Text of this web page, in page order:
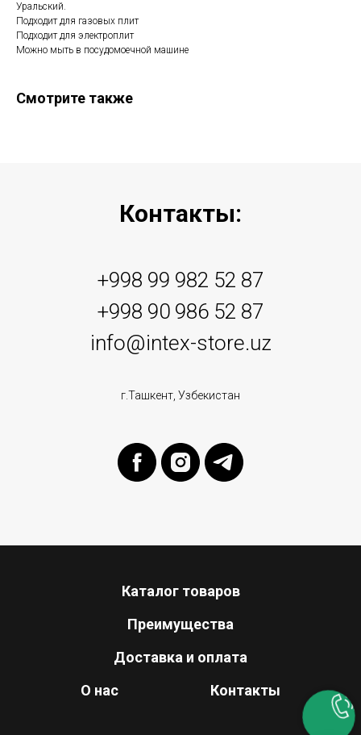
Уральский.
Подходит для газовых плит
Подходит для электроплит
Можно мыть в посудомоечной машине
Смотрите также
Контакты:
+998 99 982 52 87
+998 90 986 52 87
info@intex-store.uz
г.Ташкент, Узбекистан
Каталог товаров
Преимущества
Доставка и оплата
О нас
Контакты